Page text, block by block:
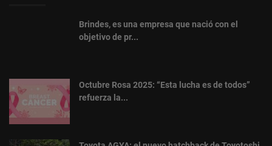
Brindes, es una empresa que nació con el
objetivo de pr...
Octubre Rosa 2025: “Esta lucha es de todos”
refuerza la...